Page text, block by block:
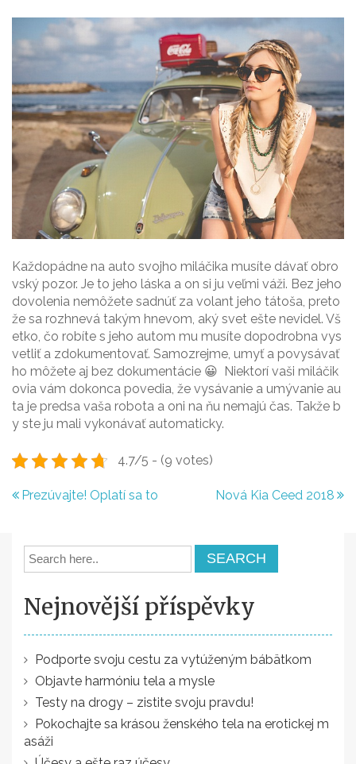
Každopádne na auto svojho miláčika musíte dávať obro
vský pozor. Je to jeho láska a on si ju veľmi váži. Bez jeho
dovolenia nemôžete sadnúť za volant jeho tátoša, preto
že sa rozhnevá takým hnevom, aký svet ešte nevidel. Vš
etko, čo robíte s jeho autom mu musíte dopodrobna vys
vetliť a zdokumentovať. Samozrejme, umyť a povysávať
ho môžete aj bez dokumentácie 😀 Niektorí vaši miláčik
ovia vám dokonca povedia, že vysávanie a umývanie au
ta je predsa vaša robota a oni na ňu nemajú čas. Takže b
y ste ju mali vykonávať automaticky.
4.7/5 - (9 votes)
N
v
g
a
p
Prezúvajte! Oplatí sa to Nová Kia Ceed 2018
Nejnovější příspěvky
Podporte svoju cestu za vytúženým bábätkom
Objavte harmóniu tela a mysle
Testy na drogy – zistite svoju pravdu!
Pokochajte sa krásou ženského tela na erotickej m
asáži